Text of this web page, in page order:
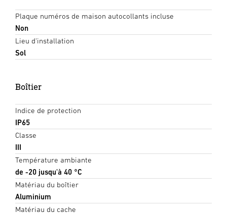
Plaque numéros de maison autocollants incluse
Non
Lieu d'installation
Sol
Boîtier
Indice de protection
IP65
Classe
III
Température ambiante
de -20 jusqu'à 40 °C
Matériau du boîtier
Aluminium
Matériau du cache